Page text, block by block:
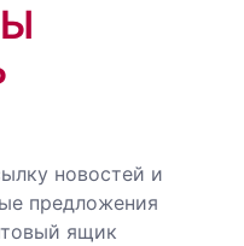
новостей и
предложения
ящик